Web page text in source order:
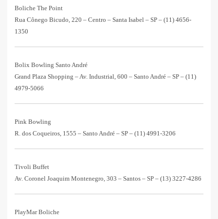
Boliche The Point
Rua Cônego Bicudo, 220 – Centro – Santa Isabel – SP – (11) 4656-
1350
Bolix Bowling Santo André
Grand Plaza Shopping – Av. Industrial, 600 – Santo André – SP – (11)
4979-5066
Pink Bowling
R. dos Coqueiros, 1555 – Santo André – SP – (11) 4991-3206
Tivoli Buffet
Av. Coronel Joaquim Montenegro, 303 – Santos – SP – (13) 3227-4286
PlayMar Boliche